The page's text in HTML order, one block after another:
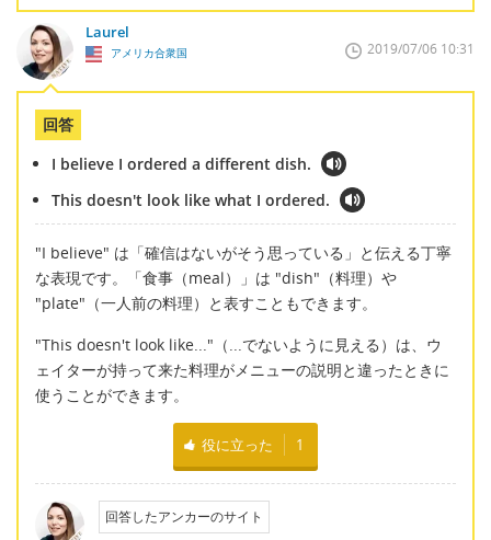
Laurel
アメリカ合衆国 2019/07/06 10:31
回答
I believe I ordered a different dish.
This doesn't look like what I ordered.
"I believe" は「確信はないがそう思っている」と伝える丁寧
な表現です。「食事（meal）」は "dish"（料理）や
"plate"（一人前の料理）と表すこともできます。
"This doesn't look like..."（...でないように見える）は、ウ
ェイターが持って来た料理がメニューの説明と違ったときに
使うことができます。
役に立った 1
回答したアンカーのサイト